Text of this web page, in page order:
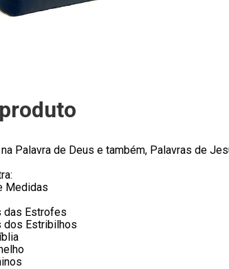
Palavra de Deus e também, Palavras de
Medidas
das Estrofes
dos Estribilhos